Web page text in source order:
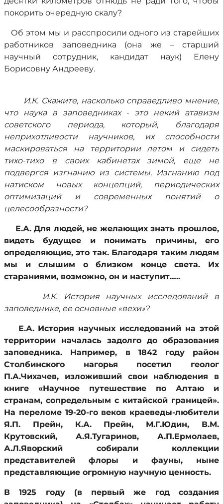
покорить очередную скалу?
Об этом мы и расспросили одного из старейших
работников заповедника (она же – старший
научный сотрудник, кандидат наук) Елену
Борисовну Андрееву.
И.К. Скажите, насколько справедливо мнение,
что наука в заповедниках - это некий атавизм
советского периода, который, благодаря
неприхотливости научников, их способности
маскироваться на территории летом и сидеть
тихо-тихо в своих кабинетах зимой, еще не
подвергся изгнанию из системы. Изгнанию под
натиском новых концепций, периодических
оптимизаций и современных понятий о
целесообразности?
Е.А. Для людей, не желающих знать прошлое,
видеть будущее и понимать причины, его
определяющие, это так. Благодаря таким людям
мы и слышим о близком конце света. Их
стараниями, возможно, он и наступит…..
И.К. История научных исследований в
заповеднике, ее основные «вехи»?
Е.А. История научных исследований на этой
территории началась задолго до образования
заповедника. Например, в 1842 году район
Столбинского нагорья посетил геолог
П.А.Чихачев, изложивший свои наблюдения в
книге «Научное путешествие по Алтаю и
странам, сопредельным с китайской границей».
На переломе 19-20-го веков краеведы-любители
Я.П. Прейн, К.А. Прейн, М.Г.Юдин, В.М.
Крутовский, А.Я.Тугаринов, А.П.Ермолаев,
А.Л.Яворский собирали коллекции
представителей флоры и фауны, ныне
представляющие огромную научную ценность.
В 1925 году (в первый же год создания